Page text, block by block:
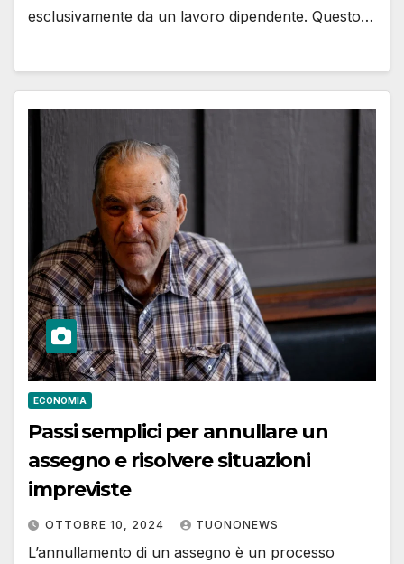
esclusivamente da un lavoro dipendente. Questo…
ECONOMIA
Passi semplici per annullare un
assegno e risolvere situazioni
impreviste
OTTOBRE 10, 2024 TUONONEWS
L’annullamento di un assegno è un processo